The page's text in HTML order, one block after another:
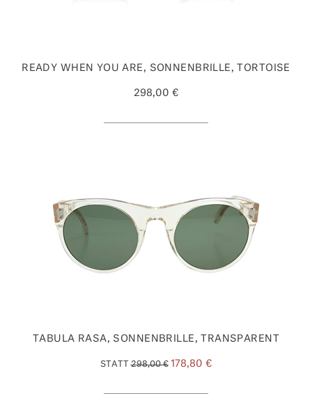
READY WHEN YOU ARE, SONNENBRILLE, TORTOISE
298,00 €
TABULA RASA, SONNENBRILLE, TRANSPARENT
STATT298,00 € 178,80 €